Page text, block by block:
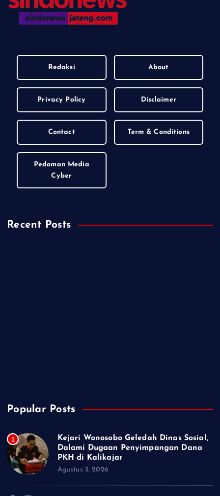
Redaksi About
Privacy Policy Disclaimer
Contact Term & Conditions
Pedoman Media
Cyber
Recent Posts
Popular Posts
1
Kejari Wonosobo Geledah Dinas Sosial,
Dalami Dugaan Penyimpangan Dana
PKH di Kalikajar
Agustus 5, 2026